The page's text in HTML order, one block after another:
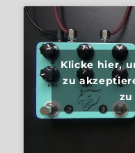
Klicke hier,
zu